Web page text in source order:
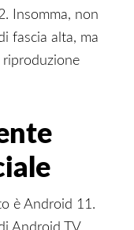
Insomma, non
fascia alta, ma
riproduzione
è Android 11.